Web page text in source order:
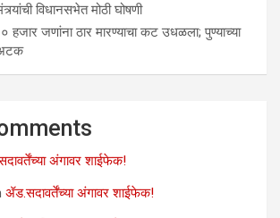
विधानसभेत मोठी घोषणी
हजार जणांना ठार मारण्‍याचा कट उधळला; पुण्‍याच्‍या
अंगावर शाईफेक!
ॲड.सदावर्तेंच्या अंगावर शाईफेक!